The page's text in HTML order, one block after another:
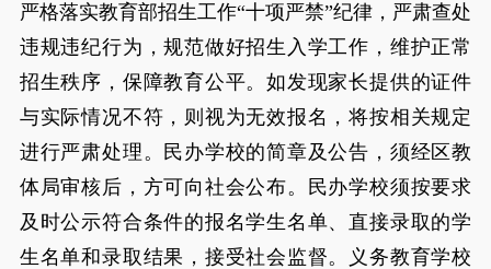
严格落实教育部招生工作“十项严禁”纪律，严肃查处
违规违纪行为，规范做好招生入学工作，维护正常
招生秩序，保障教育公平。如发现家长提供的证件
与实际情况不符，则视为无效报名，将按相关规定
进行严肃处理。民办学校的简章及公告，须经区教
体局审核后，方可向社会公布。民办学校须按要求
及时公示符合条件的报名学生名单、直接录取的学
生名单和录取结果，接受社会监督。义务教育学校